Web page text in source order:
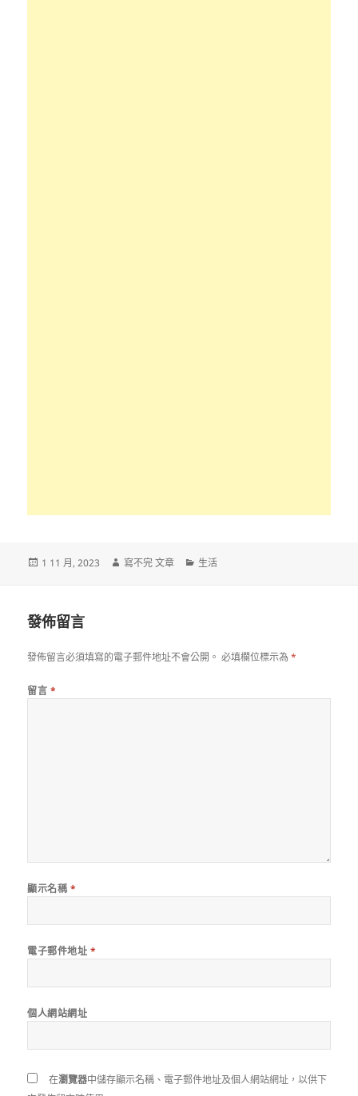
發
1 11 月, 2023
作
寫不完 文章
分
生活
發佈留言
發佈留言必須填寫的電子郵件地址不會公開。 必填欄位標示為*
留言 *
顯示名稱 *
電子郵件地址 *
個人網站網址
在瀏覽器中儲存顯示名稱、電子郵件地址及個人網站網址，以供下